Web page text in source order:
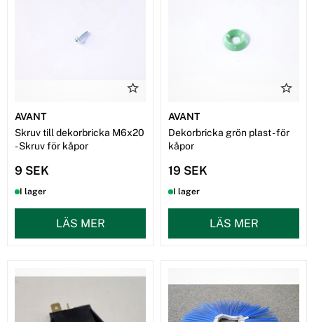
AVANT
Skruv till dekorbricka M6x20
- Skruv för kåpor
9 SEK
I lager
LÄS MER
AVANT
Dekorbricka grön plast - för
kåpor
19 SEK
I lager
LÄS MER